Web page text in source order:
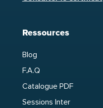
Ressources
Blog
F.A.Q
Catalogue PDF
Sessions Inter